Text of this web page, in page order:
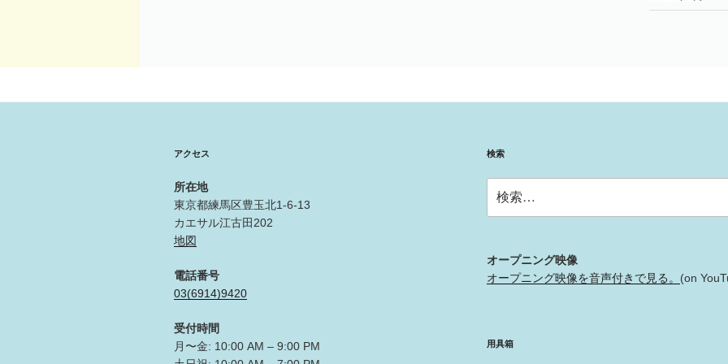
アクセス
所在地
東京都練馬区豊玉北1-6-13
カエサル江古田202
地図
電話番号
03(6914)9420
受付時間
月〜金: 10:00 AM – 9:00 PM
検索
索:
オープニング映像
オープニング映像を音声付きで見る。 (on
用具箱